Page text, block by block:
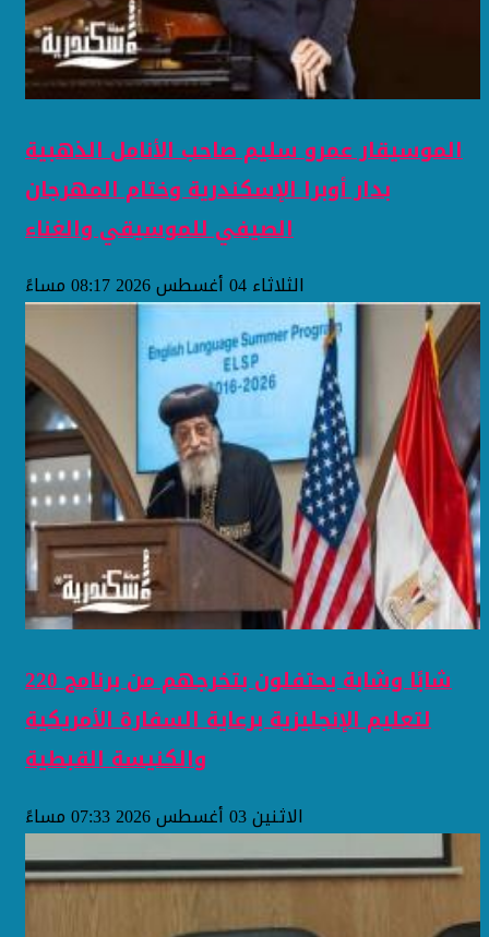
الموسيقار عمرو سليم صاحب الأنامل الذهبية
بدار أوبرا الإسكندرية وختام المهرجان
الصيفي للموسيقي والغناء
الثلاثاء 04 أغسطس 2026 08:17 مساءً
220 شابًا وشابة يحتفلون بتخرجهم من برنامج
لتعليم الإنجليزية برعاية السفارة الأمريكية
والكنيسة القبطية
الاثنين 03 أغسطس 2026 07:33 مساءً